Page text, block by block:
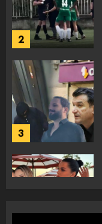
3
4